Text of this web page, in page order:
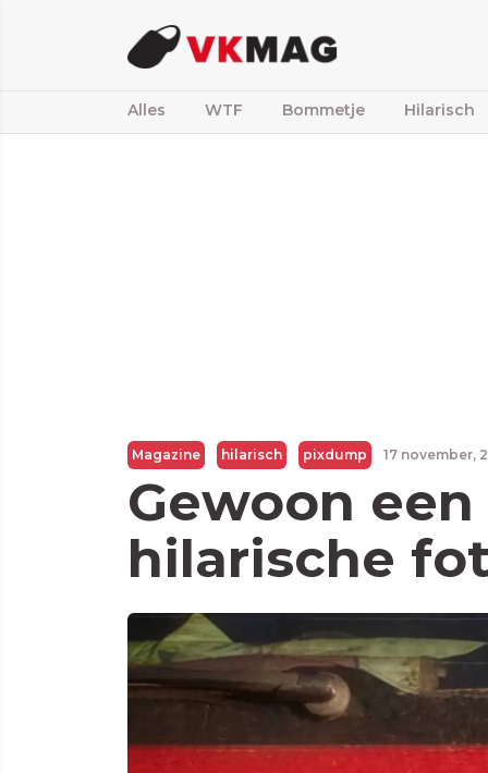
Alles WTF Bommetje Hilarisch
Magazine hilarisch pixdump 17 november,
Gewoon
hilarische